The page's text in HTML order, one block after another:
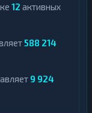
12 активных
588 214
9 924